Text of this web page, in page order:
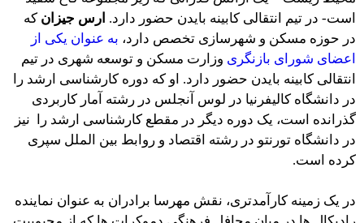
است- در تیم انتقالی کابینه بایدن حضور دارد. ارس جیزان که
در حوزه مسکن و شهرسازی تخصص دارد، به عنوان یکی از
اعضای شورای بازنگری وزارت مسکن و توسعه شهری در تیم
انتقالی کابینه بایدن حضور دارد. او که دوره کارشناسی ارشد را
در دانشگاه کالیفرنیا در لوس آنجلس در رشته آمار کاربردی
گذرانده است، یک دوره دیگر در مقطع کارشناسی ارشد را نیز
در دانشگاه تورنتو در رشته اقتصاد و روابط بین الملل سپری
کرده است.
در یک زمینه کارآمدتری، نقش مهرسا برادران به عنوان نماینده